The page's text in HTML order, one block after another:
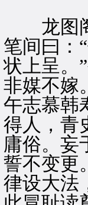
龙图阁
笔间曰：
状上呈。
非媒不嫁
午志慕韩
得人，青
庸俗。妄
誓不变更
律设大法